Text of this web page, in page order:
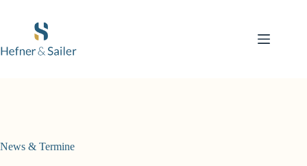
springen
News & Termine